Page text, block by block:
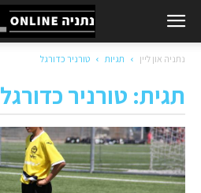
נתניה און ליין תגיות טורניר כדורגל
תגית: טורניר כדורגל